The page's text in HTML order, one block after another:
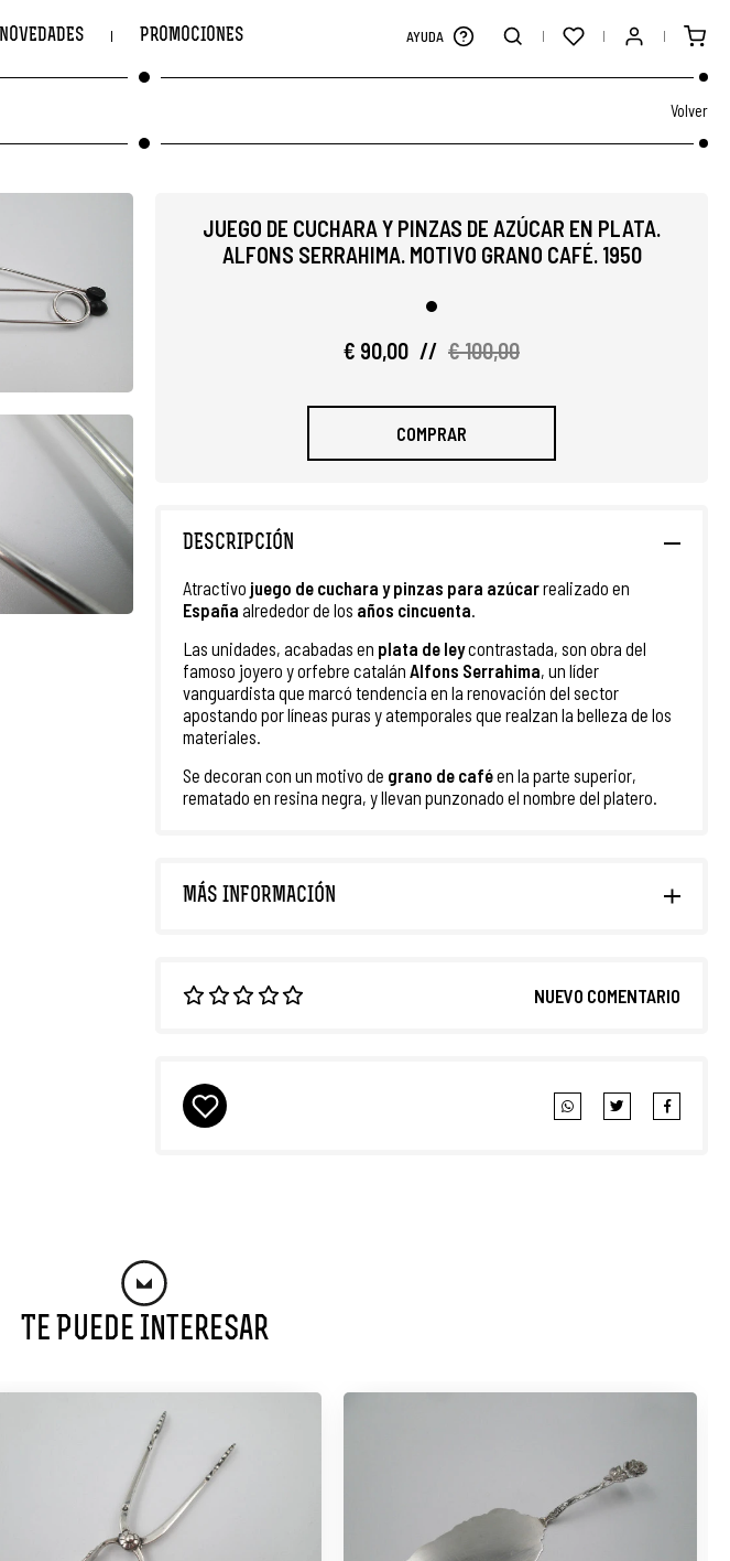
NOVEDADES PROMOCIONES AYUDA
Volver
JUEGO DE CUCHARA Y PINZAS DE AZÚCAR EN PLATA.
ALFONS SERRAHIMA. MOTIVO GRANO CAFÉ. 1950
€ 90,00 // € 100,00
COMPRAR
DESCRIPCIÓN
Atractivo juego de cuchara y pinzas para azúcarrealizado en
España alrededor de los años cincuenta.
Las unidades, acabadas en plata de leycontrastada, son obra del
famoso joyero y orfebre catalán Alfons Serrahima, un líder
vanguardista que marcó tendencia en la renovación del sector
apostando por líneas puras y atemporales que realzan la belleza de los
materiales.
Se decoran con un motivo de grano de caféen la parte superior,
rematado en resina negra, y llevan punzonado el nombre del platero.
MÁS INFORMACIÓN
NUEVO COMENTARIO
Te Puede Interesar